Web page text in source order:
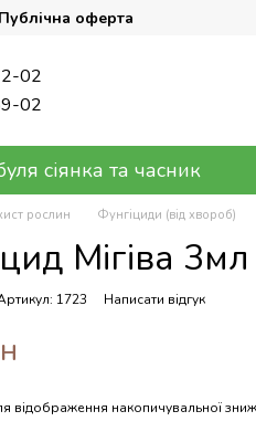
Публічна оферта
02
02
сіянка та часник
рослин Фунгіциди (від хвороб)
Мігіва 3мл
1723 Написати відгук
відображення накопичувальної